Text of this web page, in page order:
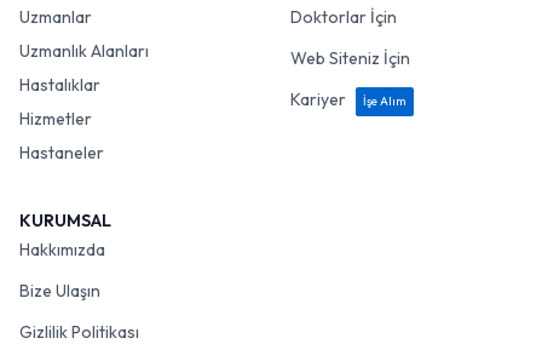
Uzmanlar
Uzmanlık Alanları
Hastalıklar
Hizmetler
Hastaneler
Doktorlar İçin
Web Siteniz İçin
Kariyer
İşe Alım
KURUMSAL
Hakkımızda
Bize Ulaşın
Gizlilik Politikası